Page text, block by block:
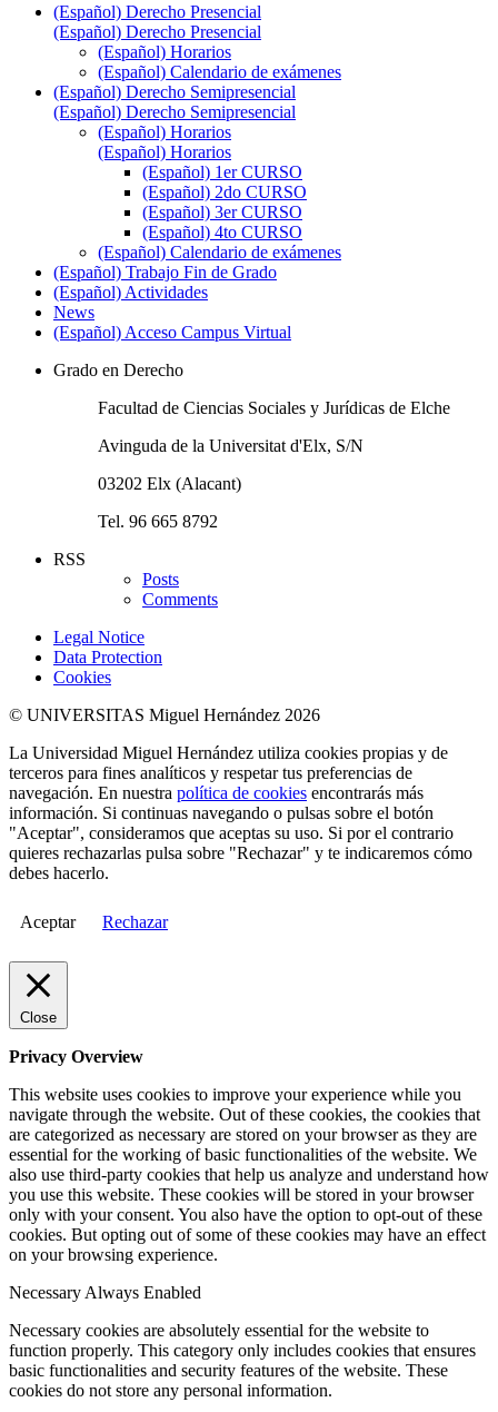
(Español) Derecho Presencial
(Español) Derecho Presencial
(Español) Horarios
(Español) Calendario de exámenes
(Español) Derecho Semipresencial
(Español) Derecho Semipresencial
(Español) Horarios
(Español) Horarios
(Español) 1er CURSO
(Español) 2do CURSO
(Español) 3er CURSO
(Español) 4to CURSO
(Español) Calendario de exámenes
(Español) Trabajo Fin de Grado
(Español) Actividades
News
(Español) Acceso Campus Virtual
Grado en Derecho
Facultad de Ciencias Sociales y Jurídicas de Elche
Avinguda de la Universitat d'Elx, S/N
03202 Elx (Alacant)
Tel. 96 665 8792
RSS
Posts
Comments
Legal Notice
Data Protection
Cookies
© UNIVERSITAS Miguel Hernández 2026
La Universidad Miguel Hernández utiliza cookies propias y de
terceros para fines analíticos y respetar tus preferencias de
navegación. En nuestra política de cookies encontrarás más
información. Si continuas navegando o pulsas sobre el botón
"Aceptar", consideramos que aceptas su uso. Si por el contrario
quieres rechazarlas pulsa sobre "Rechazar" y te indicaremos cómo
debes hacerlo.
Aceptar Rechazar
Close
Privacy Overview
This website uses cookies to improve your experience while you
navigate through the website. Out of these cookies, the cookies that
are categorized as necessary are stored on your browser as they are
essential for the working of basic functionalities of the website. We
also use third-party cookies that help us analyze and understand how
you use this website. These cookies will be stored in your browser
only with your consent. You also have the option to opt-out of these
cookies. But opting out of some of these cookies may have an effect
on your browsing experience.
Necessary Always Enabled
Necessary cookies are absolutely essential for the website to
function properly. This category only includes cookies that ensures
basic functionalities and security features of the website. These
cookies do not store any personal information.